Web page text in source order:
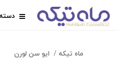
ماه تیکه ایو سن لورن